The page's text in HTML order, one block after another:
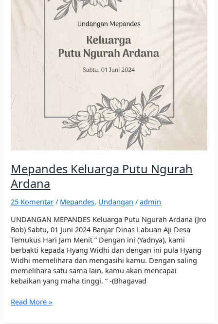
Mepandes Keluarga Putu Ngurah
Ardana
25 Komentar / Mepandes, Undangan /admin
UNDANGAN MEPANDES Keluarga Putu Ngurah Ardana (Jro
Bob) Sabtu, 01 Juni 2024 Banjar Dinas Labuan Aji Desa
Temukus Hari Jam Menit ” Dengan ini (Yadnya), kami
berbakti kepada Hyang Widhi dan dengan ini pula Hyang
Widhi memelihara dan mengasihi kamu. Dengan saling
memelihara satu sama lain, kamu akan mencapai
kebaikan yang maha tinggi. “ -(Bhagavad
Read More »